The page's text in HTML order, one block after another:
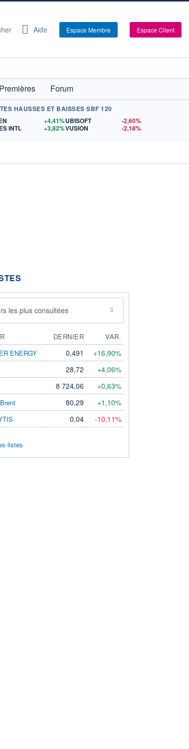
Aide Espace Membre Espace Client
Forum
HAUSSES ET BAISSES SBF 120
+4,41%
INTL
+3,82%
UBISOFT
-2,60%
VUSION
-2,18%
les plus consultées
DERNIER
VAR.
ENERGY
0,491 +16,90%
28,72 +4,06%
8 724,06 +0,63%
80,29 +1,10%
0,04 -10,11%
listes